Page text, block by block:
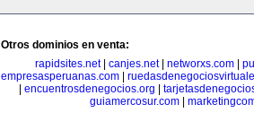
Otros dominios en venta:
rapidsites.net| canjes.net| networxs.com
empresasperuanas.com
encuentrosdenegocios.org
guiamercosur.com